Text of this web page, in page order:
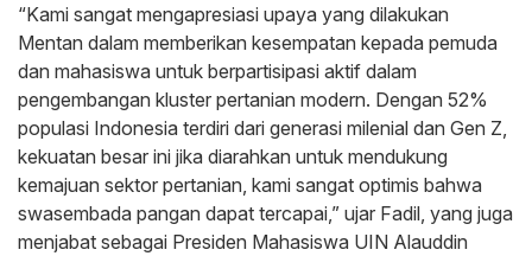
“Kami sangat mengapresiasi upaya yang dilakukan
Mentan dalam memberikan kesempatan kepada pemuda
dan mahasiswa untuk berpartisipasi aktif dalam
pengembangan kluster pertanian modern. Dengan 52%
populasi Indonesia terdiri dari generasi milenial dan Gen Z,
kekuatan besar ini jika diarahkan untuk mendukung
kemajuan sektor pertanian, kami sangat optimis bahwa
swasembada pangan dapat tercapai,” ujar Fadil, yang juga
menjabat sebagai Presiden Mahasiswa UIN Alauddin